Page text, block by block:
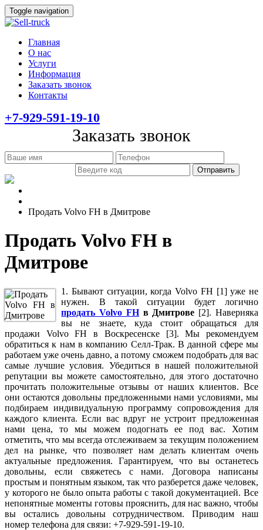
Toggle navigation
Главная
О нас
Услуги
Информация
Заказать звонок
Контакты
+7-929-591-19-10
Заказать звонок
Продать Volvo FH в Дмитрове
Продать Volvo FH в
Дмитрове
1. Бывают ситуации, когда Volvo FH [1] уже не
нужен. В такой ситуации будет логично
продать Volvo FHв Дмитрове [2]. Наверняка
вы не знаете, куда стоит обращаться для
продажи Volvo FH в Воскресенске [3]. Мы рекомендуем
обратиться к нам в компанию Селл-Трак. В данной сфере мы
работаем уже очень давно, а потому сможем подобрать для вас
самые лучшие условия. Убедиться в нашей положительной
репутации вы можете самостоятельно, для этого достаточно
прочитать положительные отзывы от наших клиентов. Все
они остаются довольны предложенными нами условиями, мы
подбираем индивидуальную программу сопровождения для
каждого клиента. Если вас вдруг не устроит предложенная
нами цена, то мы можем подогнать ее под вас. Хотим
отметить, что мы всегда отслеживаем за текущим положением
дел на рынке, что позволяет нам делать клиентам очень
актуальные предложения. Гарантируем, что вы останетесь
довольны, если свяжетесь с нами. Договора написаны
простым и понятным языком, так что разберется даже человек,
у которого не было опыта работы с такой документацией. Все
непонятные моменты готовы прояснить, для нас важно, чтобы
вы остались довольны сотрудничеством. Приводим наш
номер телефона для связи: +7-929-591-19-10.